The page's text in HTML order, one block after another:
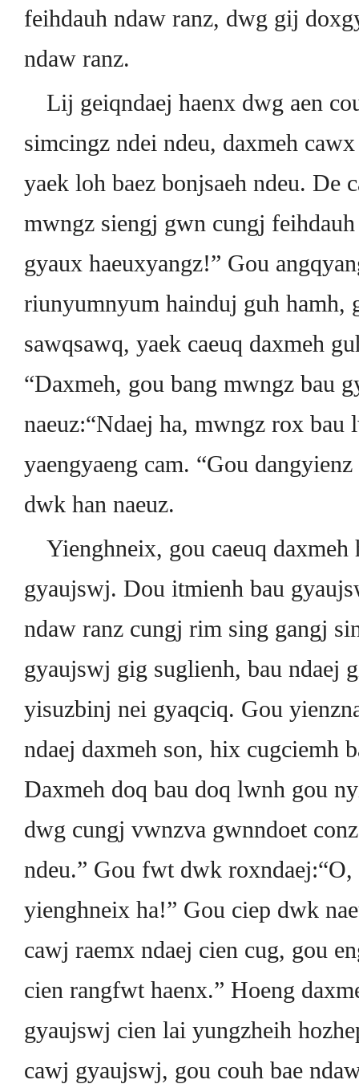
feihdauh ndaw ranz, dwg gij
ndaw ranz.
Lij geiqndaej haenx dwg aen
simcingz ndei ndeu, daxmeh
yaek loh baez bonjsaeh ndeu. De
mwngz siengj gwn cungj feihdauh
gyaux haeuxyangz!” Gou
riunyumnyum hainduj guh hamh,
sawqsawq, yaek caeuq daxmeh
“Daxmeh, gou bang mwngz bau
naeuz:“Ndaej ha, mwngz rox bau
yaengyaeng cam. “Gou
dwk han naeuz.
Yienghneix, gou caeuq daxmeh
gyaujswj. Dou itmienh bau
ndaw ranz cungj rim sing gangj
gyaujswj gig suglienh, bau ndaej
yisuzbinj nei gyaqciq. Gou
ndaej daxmeh son, hix cugciemh
Daxmeh doq bau doq lwnh gou
dwg cungj vwnzva gwnndoet
ndeu.” Gou fwt dwk
yienghneix ha!” Gou ciep dwk
cawj raemx ndaej cien cug, gou
cien rangfwt haenx.” Hoeng
gyaujswj cien lai yungzheih
cawj gyaujswj, gou couh bae